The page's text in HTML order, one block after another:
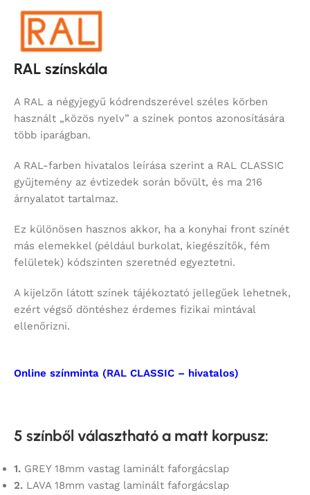
RAL színskála
A RAL a négyjegyű kódrendszerével széles körben
használt „közös nyelv” a színek pontos azonosítására
több iparágban.
A RAL-farben hivatalos leírása szerint a RAL CLASSIC
gyűjtemény az évtizedek során bővült, és ma 216
árnyalatot tartalmaz.
Ez különösen hasznos akkor, ha a konyhai front színét
más elemekkel (például burkolat, kiegészítők, fém
felületek) kódszinten szeretnéd egyeztetni.
A kijelzőn látott színek tájékoztató jellegűek lehetnek,
ezért végső döntéshez érdemes fizikai mintával
ellenőrizni.
Online színminta (RAL CLASSIC – hivatalos)
5 színből választható a matt korpusz:
1. GREY 18mm vastag laminált faforgácslap
2. LAVA 18mm vastag laminált faforgácslap